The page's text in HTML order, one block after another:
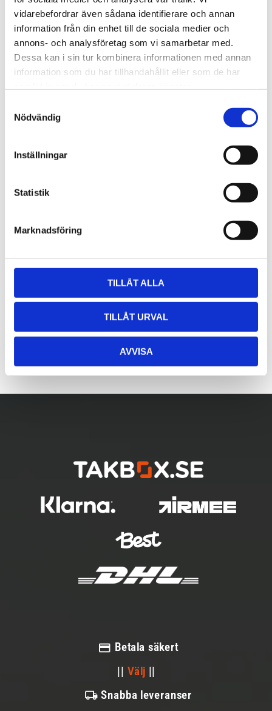
vidarebefordrar även sådana identifierare och annan
information från din enhet till de sociala medier och
annons- och analysföretag som vi samarbetar med.
Dessa kan i sin tur kombinera informationen med annan
information som du har tillhandahållit eller som de har
Nödvändig
Inställningar
Statistik
Marknadsföring
TILLÅT ALLA
TILLÅT URVAL
AVVISA
Lättmonterad
lasthållarfot för Thule Evo-
takräcken, för fordon med
integrerad reling.
1 795 kr
1 975 kr
720600
Lättmonterad
lasthållarfot för Thule
Edge-takräcken, för
fordon med integrerad
reling.
2 525kr
2 635kr
Betala säkert
|| Välj ||
Snabba leveranser